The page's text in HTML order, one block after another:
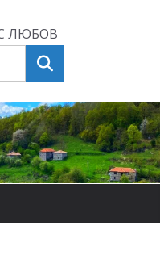
ЛЮБОВ
Търсене